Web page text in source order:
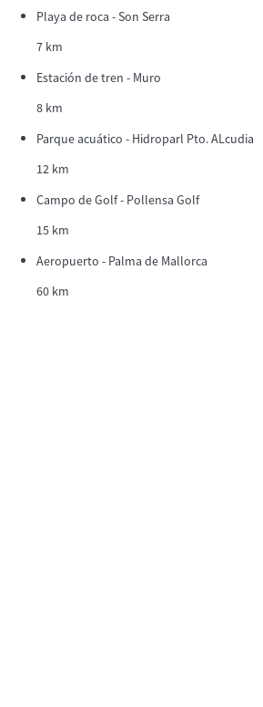
Playa de roca - Son Serra
7 km
Estación de tren - Muro
8 km
Parque acuático - Hidroparl Pto. ALcudia
12 km
Campo de Golf - Pollensa Golf
15 km
Aeropuerto - Palma de Mallorca
60 km